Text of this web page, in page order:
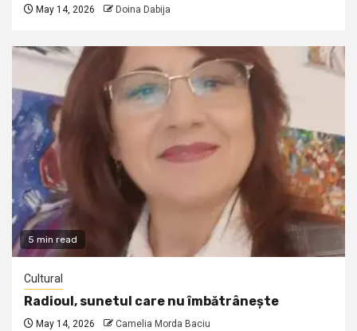
May 14, 2026 Doina Dabija
5 min read
Cultural
Radioul, sunetul care nu îmbătrânește
May 14, 2026 Camelia Morda Baciu